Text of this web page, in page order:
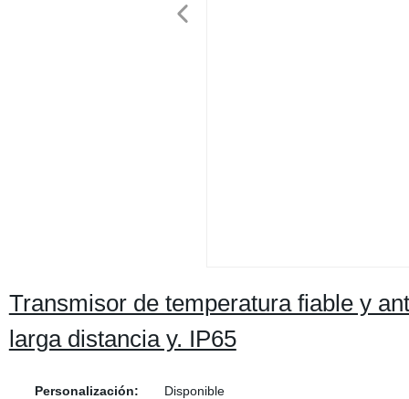
Transmisor de temperatura fiable y
larga distancia y. IP65
Personalización:
Disponible